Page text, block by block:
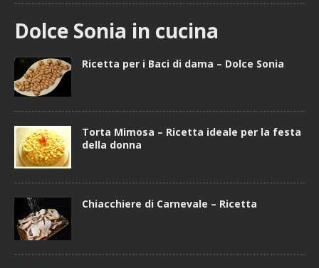
Dolce Sonia in cucina
Ricetta per i Baci di dama – Dolce Sonia
Torta Mimosa – Ricetta ideale per la festa
della donna
Chiacchiere di Carnevale – Ricetta